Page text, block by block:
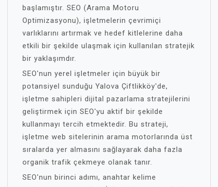
başlamıştır. SEO (Arama Motoru
Optimizasyonu), işletmelerin çevrimiçi
varlıklarını artırmak ve hedef kitlelerine daha
etkili bir şekilde ulaşmak için kullanılan stratejik
bir yaklaşımdır.
SEO'nun yerel işletmeler için büyük bir
potansiyel sunduğu Yalova Çiftlikköy'de,
işletme sahipleri dijital pazarlama stratejilerini
geliştirmek için SEO'yu aktif bir şekilde
kullanmayı tercih etmektedir. Bu strateji,
işletme web sitelerinin arama motorlarında üst
sıralarda yer almasını sağlayarak daha fazla
organik trafik çekmeye olanak tanır.
SEO'nun birinci adımı, anahtar kelime